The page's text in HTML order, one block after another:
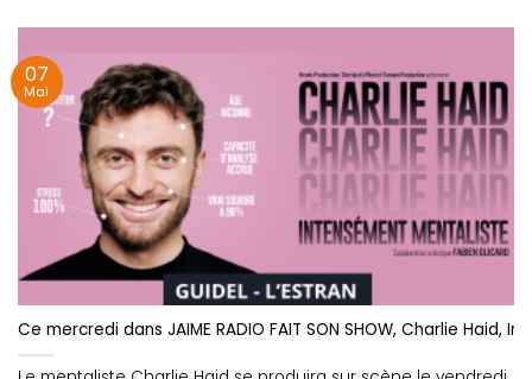
Ce mercredi dans JAIME RADIO FAIT SON SHOW, Charlie Haid,
07
Mai